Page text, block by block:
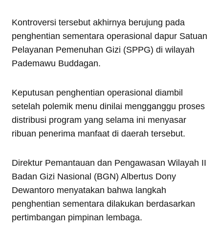
Kontroversi tersebut akhirnya berujung pada
penghentian sementara operasional dapur Satuan
Pelayanan Pemenuhan Gizi (SPPG) di wilayah
Pademawu Buddagan.
Keputusan penghentian operasional diambil
setelah polemik menu dinilai mengganggu proses
distribusi program yang selama ini menyasar
ribuan penerima manfaat di daerah tersebut.
Direktur Pemantauan dan Pengawasan Wilayah II
Badan Gizi Nasional (BGN) Albertus Dony
Dewantoro menyatakan bahwa langkah
penghentian sementara dilakukan berdasarkan
pertimbangan pimpinan lembaga.